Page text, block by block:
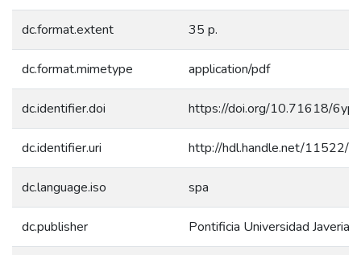
dc.format.extent 35 p.
dc.format.mimetype application/pdf
dc.identifier.doi https://doi.org/10.71618/
dc.identifier.uri http://hdl.handle.net/11522/
dc.language.iso spa
dc.publisher Pontificia Universidad